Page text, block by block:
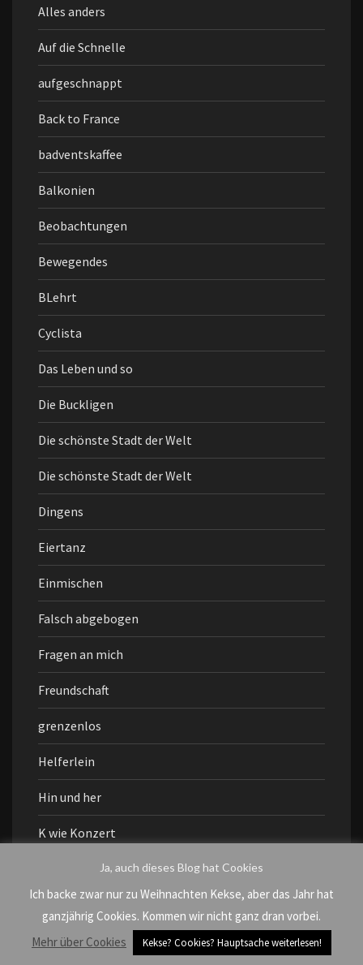
Alles anders
Auf die Schnelle
aufgeschnappt
Back to France
badventskaffee
Balkonien
Beobachtungen
Bewegendes
BLehrt
Cyclista
Das Leben und so
Die Buckligen
Die schönste Stadt der Welt
Die schönste Stadt der Welt
Dingens
Eiertanz
Einmischen
Falsch abgebogen
Fragen an mich
Freundschaft
grenzenlos
Helferlein
Hin und her
K wie Konzert
Leben mit Kind
Ja, auch dieses Blog hat Cookies
Ich backe zwar nur zu Weihnachten Kekse, aber das Jahr hat
ganzjährig Cookies. Kommen wir nicht ganz dran vorbei.
Mehr über Cookies
Kekse? Cookies? Hauptsache weiterlesen!